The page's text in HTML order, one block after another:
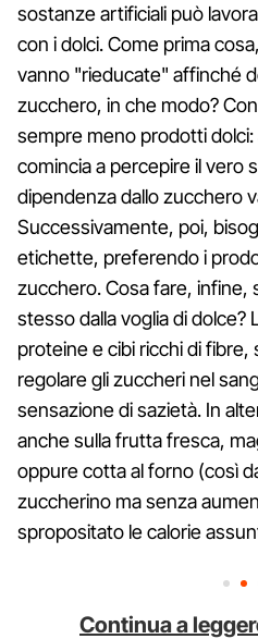
sostanze artificiali può
con i dolci. Come prima
vanno "rieducate" affinché
zucchero, in che modo?
sempre meno prodotti dolci:
comincia a percepire il vero
dipendenza dallo zucchero
Successivamente, poi,
etichette, preferendo i
zucchero. Cosa fare, infine,
stesso dalla voglia di dolce?
proteine ​​e cibi ricchi di
regolare gli zuccheri nel
sensazione di sazietà. In
anche sulla frutta fresca,
oppure cotta al forno (così
zuccherino ma senza
spropositato le calorie
Continua a